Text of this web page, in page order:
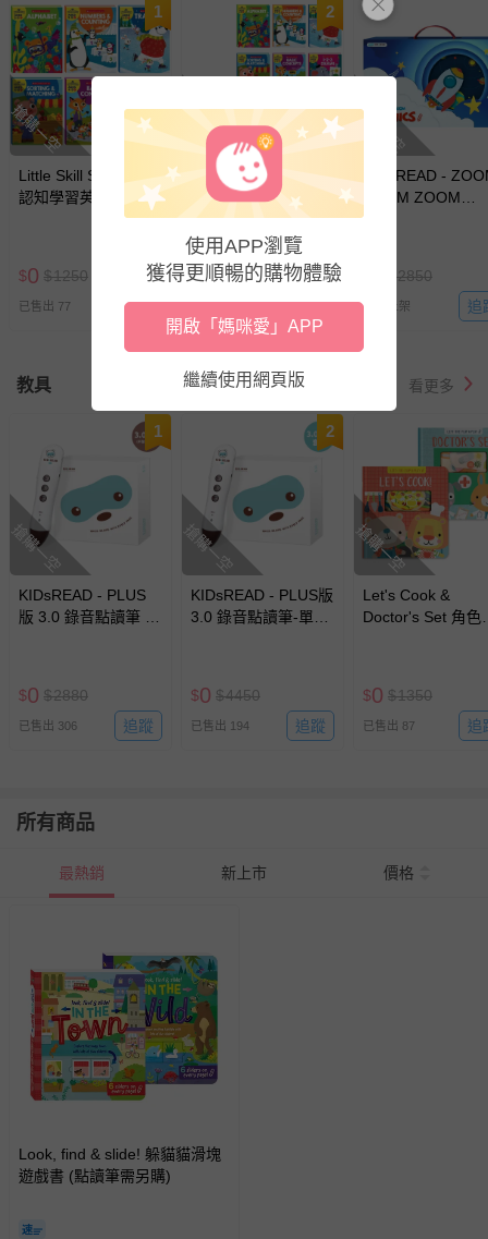
1
搶購一空
Little Skill Seekers
認知學習英文點讀練
習本(點讀筆需另購)
$0 $1250
已售出 77 追蹤
2
搶購一空
KIDsREAD - 【媽咪
愛獨家優惠組合】
Plus版 2.0 錄音點讀
筆+Little Skill
Seekers 認知學習英
文點讀練習本
$0 $3740
已售出 3 追蹤
搶購一空
KIDsREAD -
ZOOM ZOOM
PHONICS CVC自
2850
最新上架 追
教具 看更多
1
搶購一空
KIDsREAD - PLUS
版 3.0 錄音點讀筆 -
$0 $2880
已售出 306 追蹤
2
搶購一空
KIDsREAD - PLUS版
3.0 錄音點讀筆-單筆
$0 $4450
已售出 194 追蹤
搶購一空
Let's Cook &
Doctor's Set 角色
$0 $1350
已售出 87 追
所有商品
最熱銷 新上市 價格
Look, find & slide! 躲貓貓滑塊
遊戲書 (點讀筆需另購)
使用APP瀏覽
獲得更順暢的購物體驗
開啟「媽咪愛」APP
繼續使用網頁版